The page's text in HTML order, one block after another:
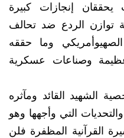
يحققان إنجازات كبيرة
توازن الردع ضد تحالف
الصهيوأمريكي وما حققه
وصناعات عسكرية
الشهيد القائد ومآثره
التي وأجهها وهو
القرآنية المظفرة فلن